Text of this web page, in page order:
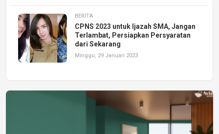
BERITA
CPNS 2023 untuk Ijazah SMA, Jangan
Terlambat, Persiapkan Persyaratan
dari Sekarang
Minggu, 29 Januari 2023